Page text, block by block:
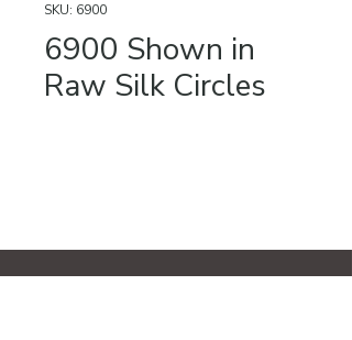
SKU: 6900
6900 Shown in
Raw Silk Circles